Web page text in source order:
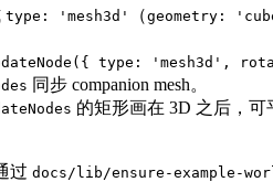
type: 'mesh3d' （geometry:
type: 'mesh3d',
同步 companion mesh。
的矩形画在 3D 之后，
过 docs/lib/ensure-example-